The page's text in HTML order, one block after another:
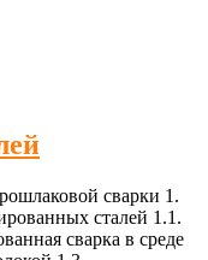
сварки 1.
сталей 1.1.
сварка в среде